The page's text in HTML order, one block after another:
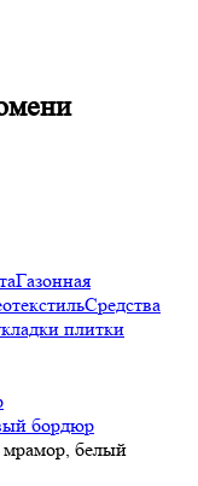
Газонная
Средства
плитки
бордюр
белый